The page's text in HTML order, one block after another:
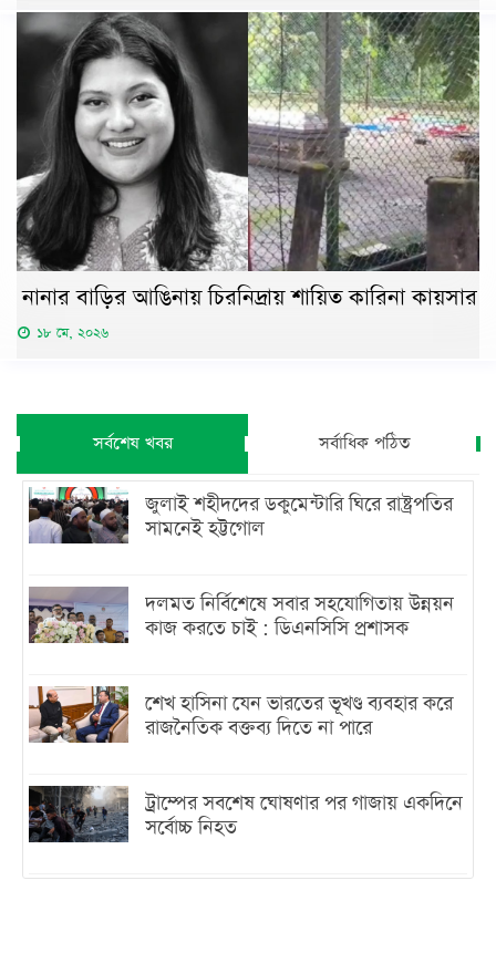
নানার বাড়ির আঙিনায় চিরনিদ্রায় শায়িত কারিনা কায়সার
১৮ মে, ২০২৬
সর্বশেষ খবর সর্বাধিক পঠিত
জুলাই শহীদদের ডকুমেন্টারি ঘিরে রাষ্ট্রপতির
সামনেই হট্টগোল
দলমত নির্বিশেষে সবার সহযোগিতায় উন্নয়ন
কাজ করতে চাই : ডিএনসিসি প্রশাসক
শেখ হাসিনা যেন ভারতের ভূখণ্ড ব্যবহার করে
রাজনৈতিক বক্তব্য দিতে না পারে
ট্রাম্পের সবশেষ ঘোষণার পর গাজায় একদিনে
সর্বোচ্চ নিহত